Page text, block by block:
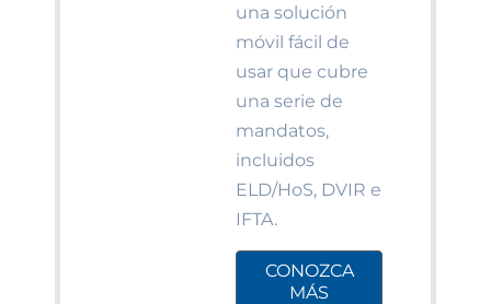
una solución
móvil fácil de
usar que cubre
una serie de
mandatos,
incluidos
ELD/HoS, DVIR e
IFTA.
CONOZCA
MÁS